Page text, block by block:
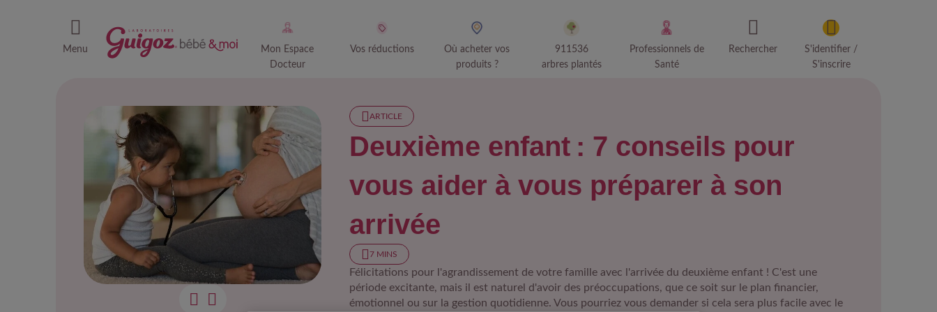
Menu
Mon Espace
Docteur
Vos réductions
Où acheter vos
produits ?
911536
arbres plantés
Professionnels de
Santé
Rechercher
S'identifier /
S'inscrire
Deuxième enfant : 7 conseils pour vous aider à vous préparer à son arrivée
ARTICLE
Deuxième enfant : 7 conseils pour
vous aider à vous préparer à son
arrivée
7 MINS
Félicitations pour l'agrandissement de votre famille avec l'arrivée du deuxième enfant ! C'est une
période excitante, mais il est naturel d'avoir des préoccupations, que ce soit sur le plan financier,
émotionnel ou sur la gestion quotidienne. Vous pourriez vous demander si cela sera plus facile avec le